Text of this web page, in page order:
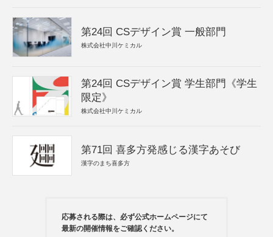
第24回 CSデザイン賞 一般部門
株式会社中川ケミカル
第24回 CSデザイン賞 学生部門《学生
限定》
株式会社中川ケミカル
第71回 喜多方発感じる漢字あそび
漢字のまち喜多方
応募される際は、必ず公式ホームページにて
最新の開催情報をご確認ください。